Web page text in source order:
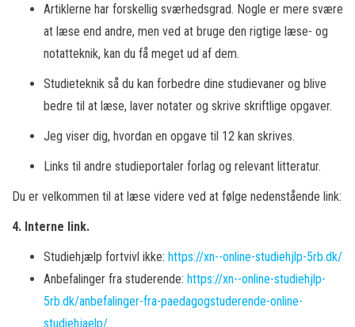
Artiklerne har forskellig sværhedsgrad. Nogle er mere svære
at læse end andre, men ved at bruge den rigtige læse- og
notatteknik, kan du få meget ud af dem.
Studieteknik så du kan forbedre dine studievaner og blive
bedre til at læse, laver notater og skrive skriftlige opgaver.
Jeg viser dig, hvordan en opgave til 12 kan skrives.
Links til andre studieportaler forlag og relevant litteratur.
Du er velkommen til at læse videre ved at følge nedenstående link:
4. Interne link.
Studiehjælp fortvivl ikke: https://xn--online-studiehjlp-5rb.dk/
Anbefalinger fra studerende: https://xn--online-studiehjlp-
5rb.dk/anbefalinger-fra-paedagogstuderende-online-
studiehjaelp/